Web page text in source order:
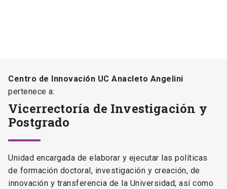
Centro de Innovación UC Anacleto Angelini
pertenece a:
Vicerrectoría de Investigación y
Postgrado
Unidad encargada de elaborar y ejecutar las políticas
de formación doctoral, investigación y creación, de
innovación y transferencia de la Universidad; así como